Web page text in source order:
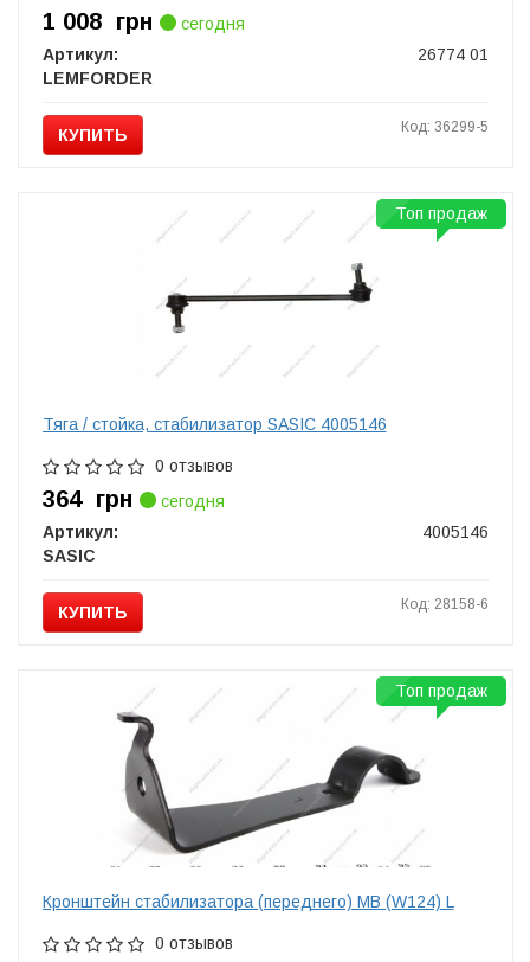
1 008 грн
сегодня
Артикул:
26774 01
LEMFORDER
КУПИТЬ Код: 36299-5
Тяга / стойка, стабилизатор SASIC 4005146
0 отзывов
364 грн
сегодня
Артикул:
4005146
SASIC
КУПИТЬ Код: 28158-6
Топ продаж
Кронштейн стабилизатора (переднего) MB (W124) L
0 отзывов
Топ продаж